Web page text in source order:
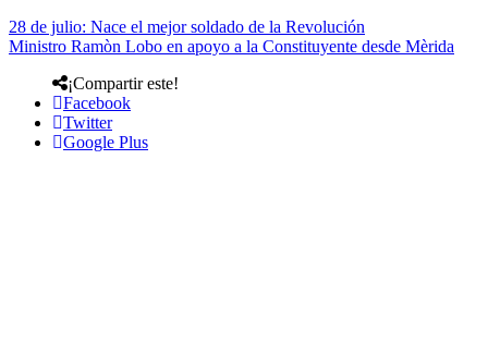
28 de julio: Nace el mejor soldado de la Revolución
Ministro Ramòn Lobo en apoyo a la Constituyente desde Mèrida
¡Compartir este!
Facebook
Twitter
Google Plus